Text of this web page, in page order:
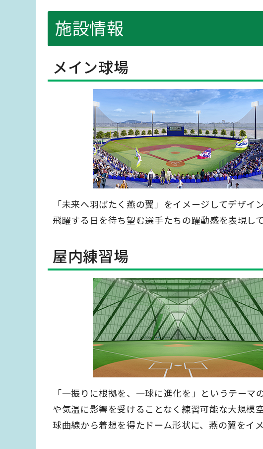
施設情報
メイン球場
「未来へ羽ばたく燕の翼」をイメージしてデザ
飛躍する日を待ち望む選手たちの躍動感を表現して
屋内練習場
「一振りに根拠を、一球に進化を」というテー
や気温に影響を受けることなく練習可能な大規模
球曲線から着想を得たドーム形状に、燕の翼をイ